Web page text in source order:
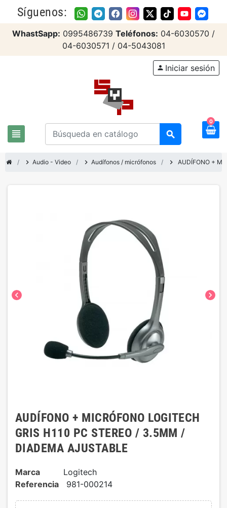
Síguenos:
WhastSapp: 0995486739 Teléfonos: 04-6030570 /
04-6030571 / 04-5043081
view_headline search
person Iniciar sesión
0
chevron_right Audio - Video chevron_right Audífonos / micrófonos chevron_right AUDÍFONO +
chevron_left chevron_right
AUDÍFONO + MICRÓFONO LOGITECH
GRIS H110 PC STEREO / 3.5MM /
DIADEMA AJUSTABLE
Marca
Logitech
Referencia
981-000214